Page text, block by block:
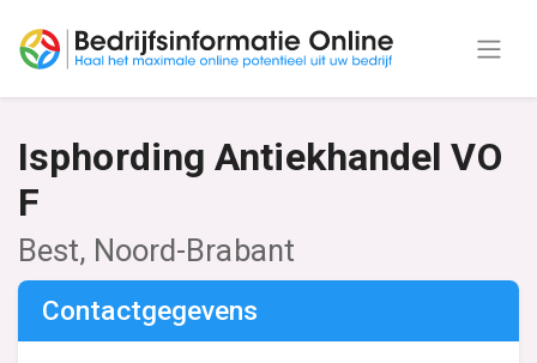
Isphording Antiekhandel VO
F
Best, Noord-Brabant
Contactgegevens